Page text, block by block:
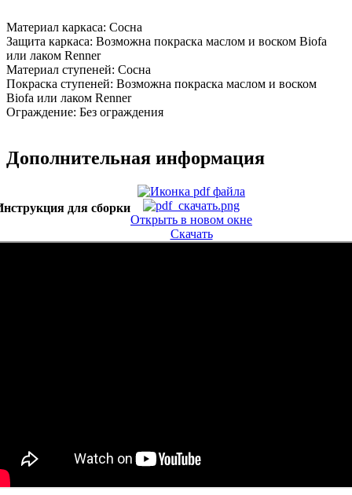
Материал каркаса: Сосна
Защита каркаса: Возможна покраска маслом и воском Biofa
или лаком Renner
Материал ступеней: Сосна
Покраска ступеней: Возможна покраска маслом и воском
Biofa или лаком Renner
Ограждение: Без ограждения
Дополнительная информация
для сборки
Открыть в новом окне
Скачать